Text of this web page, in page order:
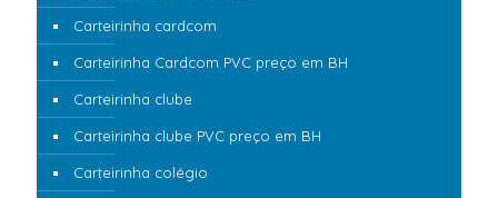
Carteirinha cardcom
Carteirinha Cardcom PVC preço em BH
Carteirinha clube
Carteirinha clube PVC preço em BH
Carteirinha colégio